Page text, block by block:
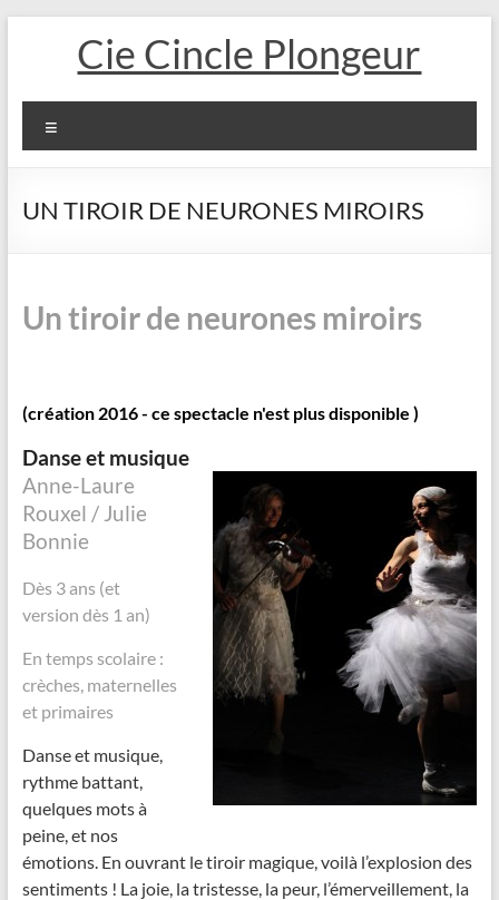
Cie Cincle Plongeur
UN TIROIR DE NEURONES MIROIRS
Un tiroir de neurones miroirs
(création 2016 - ce spectacle n'est plus disponible )
Danse et musique
Anne-Laure
Rouxel / Julie
Bonnie
Dès 3 ans (et
version dès 1 an)
En temps scolaire :
crèches, maternelles
et primaires
Danse et musique,
rythme battant,
quelques mots à
peine, et nos
émotions. En ouvrant le tiroir magique, voilà l’explosion des
sentiments ! La joie, la tristesse, la peur, l’émerveillement, la